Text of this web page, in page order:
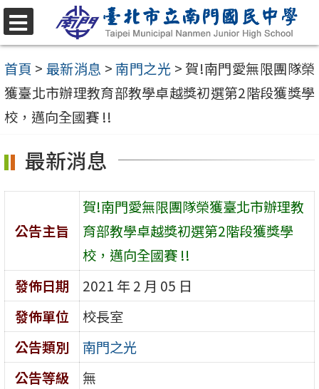
跳
至
主
要
內
區
選
單
首頁 > 最新消息 >南門之光 > 賀!南門愛無限團隊榮
獲臺北市辦理教育部教學卓越獎初選第2階段獲獎學
校，邁向全國賽 !!
最新消息
公告主旨
賀!南門愛無限團隊榮獲臺北市辦理教
育部教學卓越獎初選第2階段獲獎學
校，邁向全國賽 !!
發佈日期
2021 年 2 月 05 日
發佈單位
校長室
公告類別
南門之光
公告等級
無